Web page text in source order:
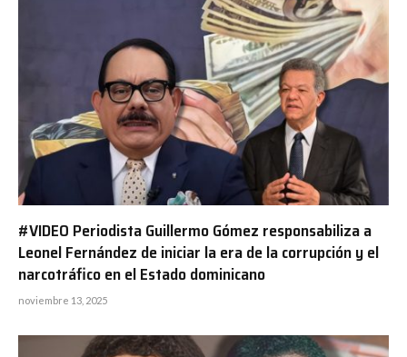
#VIDEO Periodista Guillermo Gómez responsabiliza a
Leonel Fernández de iniciar la era de la corrupción y el
narcotráfico en el Estado dominicano
noviembre 13, 2025